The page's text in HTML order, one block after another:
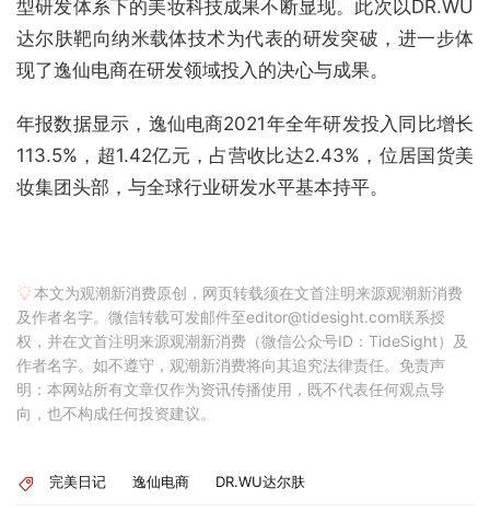
型研发体系下的美妆科技成果不断显现。此次以DR.WU
达尔肤靶向纳米载体技术为代表的研发突破，进一步体
现了逸仙电商在研发领域投入的决心与成果。
年报数据显示，逸仙电商2021年全年研发投入同比增长
113.5%，超1.42亿元，占营收比达2.43%，位居国货美
妆集团头部，与全球行业研发水平基本持平。
本文为观潮新消费原创，网页转载须在文首注明来源观潮新消费
及作者名字。微信转载可发邮件至editor@tidesight.com联系授
权，并在文首注明来源观潮新消费（微信公众号ID：TideSight）及
作者名字。如不遵守，观潮新消费将向其追究法律责任。免责声
明：本网站所有文章仅作为资讯传播使用，既不代表任何观点导
向，也不构成任何投资建议。
完美日记 逸仙电商 DR.WU达尔肤